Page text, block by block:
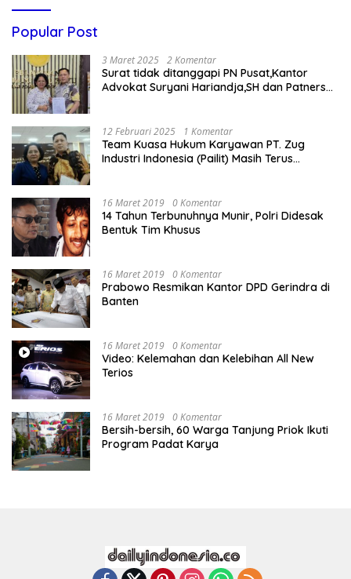
Popular Post
3 Maret 2025 2 Komentar
Surat tidak ditanggapi PN Pusat,Kantor
Advokat Suryani Hariandja,SH dan Patners
12 Februari 2025 1 Komentar
Team Kuasa Hukum Karyawan PT. Zug
Industri Indonesia (Pailit) Masih Terus
16 Maret 2019 0 Komentar
14 Tahun Terbunuhnya Munir, Polri Didesak
Bentuk Tim Khusus
16 Maret 2019 0 Komentar
Prabowo Resmikan Kantor DPD Gerindra di
Banten
16 Maret 2019 0 Komentar
Video: Kelemahan dan Kelebihan All New
Terios
16 Maret 2019 0 Komentar
Bersih-bersih, 60 Warga Tanjung Priok Ikuti
Program Padat Karya